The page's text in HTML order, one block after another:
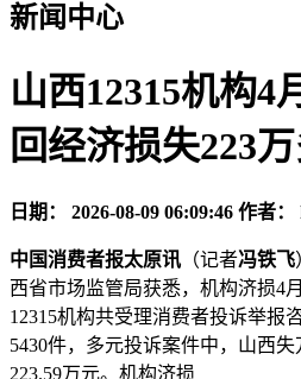
新闻中心
山西12315机构4
回经济损失223
日期： 2026-08-09 06:09:46 作者：
中国消费者报太原讯 （记者冯铁飞
西省市场监管局获悉，机构济损4
12315机构共受理消费者投诉举报
5430件，多元投诉案件中，山西
223.59万元。机构济损